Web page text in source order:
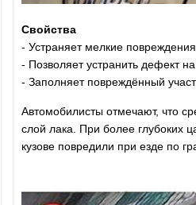
Свойства
- Устраняет мелкие повреждения
- Позволяет устранить дефект
- Заполняет повреждённый
Автомобилисты отмечают, что
слой лака. При более глубоких
кузове повредили при езде по